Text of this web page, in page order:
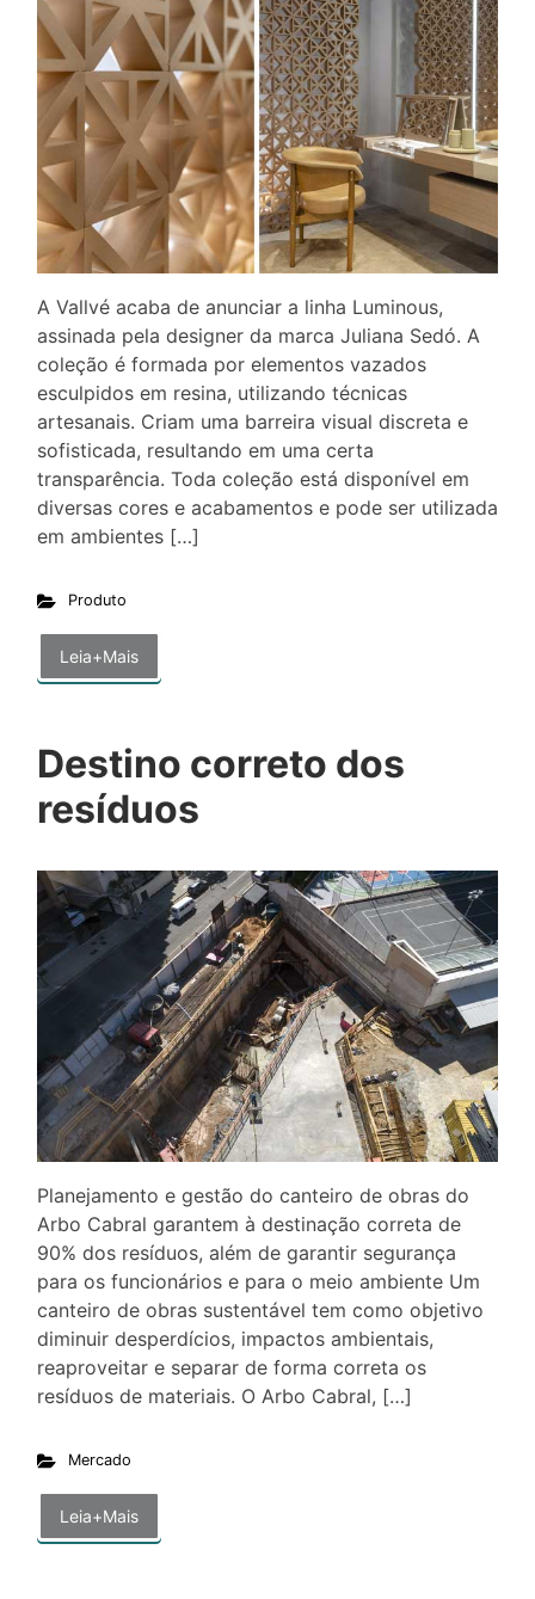
A Vallvé acaba de anunciar a linha Luminous,
assinada pela designer da marca Juliana Sedó. A
coleção é formada por elementos vazados
esculpidos em resina, utilizando técnicas
artesanais. Criam uma barreira visual discreta e
sofisticada, resultando em uma certa
transparência. Toda coleção está disponível em
diversas cores e acabamentos e pode ser utilizada
em ambientes […]
Produto
Leia+Mais
Destino correto dos
resíduos
Planejamento e gestão do canteiro de obras do
Arbo Cabral garantem à destinação correta de
90% dos resíduos, além de garantir segurança
para os funcionários e para o meio ambiente Um
canteiro de obras sustentável tem como objetivo
diminuir desperdícios, impactos ambientais,
reaproveitar e separar de forma correta os
resíduos de materiais. O Arbo Cabral, […]
Mercado
Leia+Mais